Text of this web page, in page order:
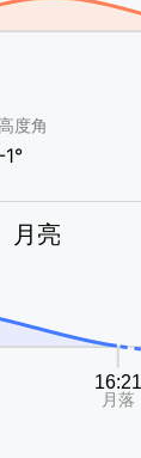
高度角
-1°
月亮